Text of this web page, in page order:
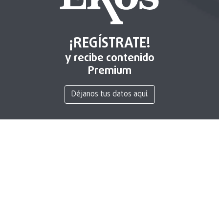
¡REGÍSTRATE!
y recibe contenido
Premium
Déjanos tus datos aquí.